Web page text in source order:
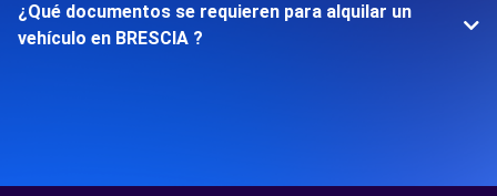
¿Qué documentos se requieren para alquilar un
vehículo en BRESCIA ?